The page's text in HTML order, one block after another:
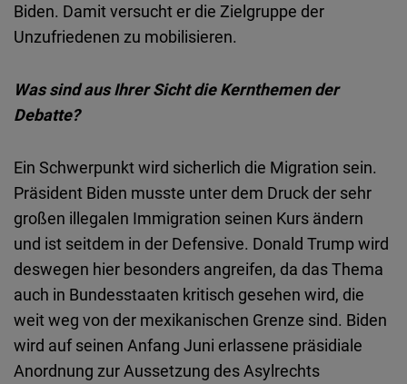
Biden. Damit versucht er die Zielgruppe der
Unzufriedenen zu mobilisieren.
Was sind aus Ihrer Sicht die Kernthemen der
Debatte?
Ein Schwerpunkt wird sicherlich die Migration sein.
Präsident Biden musste unter dem Druck der sehr
großen illegalen Immigration seinen Kurs ändern
und ist seitdem in der Defensive. Donald Trump wird
deswegen hier besonders angreifen, da das Thema
auch in Bundesstaaten kritisch gesehen wird, die
weit weg von der mexikanischen Grenze sind. Biden
wird auf seinen Anfang Juni erlassene präsidiale
Anordnung zur Aussetzung des Asylrechts